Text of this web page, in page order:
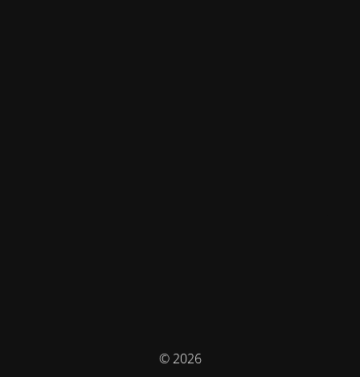
© 2026